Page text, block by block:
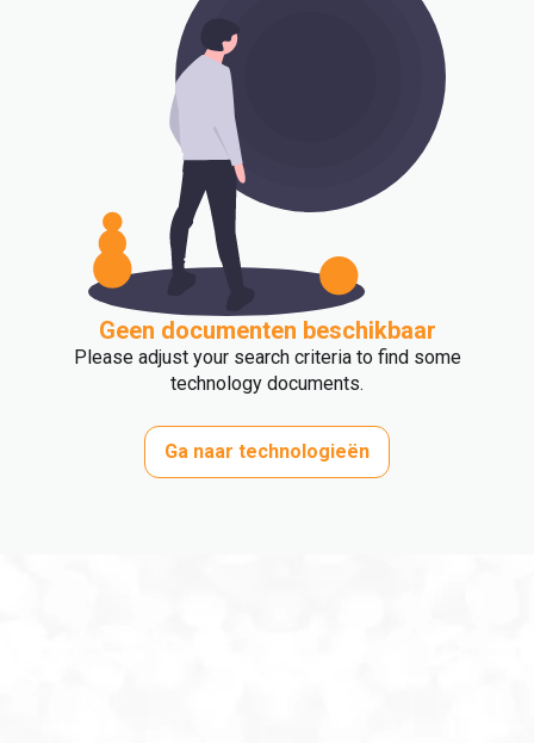
Geen documenten beschikbaar
Please adjust your search criteria to find some
technology documents.
Ga naar technologieën